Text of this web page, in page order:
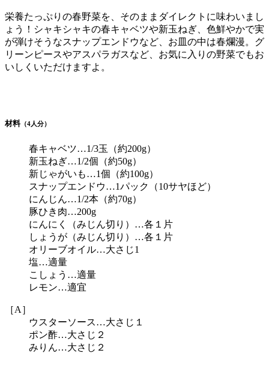
栄養たっぷりの春野菜を、そのままダイレクトに味わいまし
ょう！シャキシャキの春キャベツや新玉ねぎ、色鮮やかで実
が弾けそうなスナップエンドウなど、お皿の中は春爛漫。グ
リーンピースやアスパラガスなど、お気に入りの野菜でもお
いしくいただけますよ。
材料（4人分）
春キャベツ…1/3玉（約200g）
新玉ねぎ…1/2個（約50g）
新じゃがいも…1個（約100g）
スナップエンドウ…1パック（10サヤほど）
にんじん…1/2本（約70g）
豚ひき肉…200g
にんにく（みじん切り）…各１片
しょうが（みじん切り）…各１片
オリーブオイル…大さじ1
塩…適量
こしょう…適量
レモン…適宜
［A］
ウスターソース…大さじ１
ポン酢…大さじ２
みりん…大さじ２